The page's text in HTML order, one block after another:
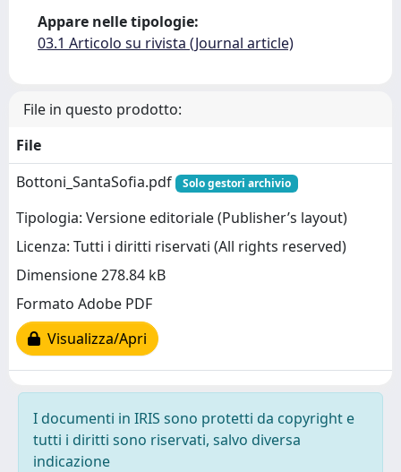
Appare nelle tipologie:
03.1 Articolo su rivista (Journal article)
File in questo prodotto:
File
Bottoni_SantaSofia.pdf
Solo gestori archivio
Tipologia: Versione editoriale (Publisher’s layout)
Licenza: Tutti i diritti riservati (All rights reserved)
Dimensione 278.84 kB
Formato Adobe PDF
Visualizza/Apri
I documenti in IRIS sono protetti da copyright e
tutti i diritti sono riservati, salvo diversa
indicazione